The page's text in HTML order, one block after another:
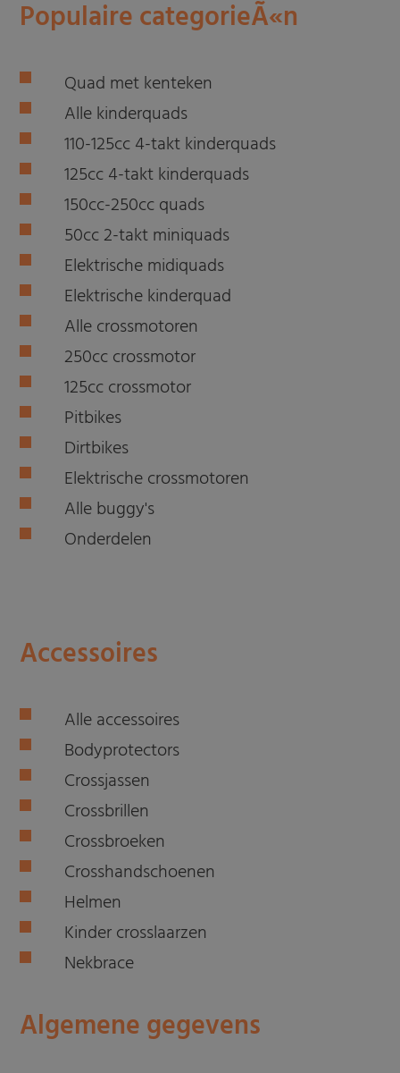
Populaire categorieÃ«n
Quad met kenteken
Alle kinderquads
110-125cc 4-takt kinderquads
125cc 4-takt kinderquads
150cc-250cc quads
50cc 2-takt miniquads
Elektrische midiquads
Elektrische kinderquad
Alle crossmotoren
250cc crossmotor
125cc crossmotor
Pitbikes
Dirtbikes
Elektrische crossmotoren
Alle buggy's
Onderdelen
Accessoires
Alle accessoires
Bodyprotectors
Crossjassen
Crossbrillen
Crossbroeken
Crosshandschoenen
Helmen
Kinder crosslaarzen
Nekbrace
Algemene gegevens